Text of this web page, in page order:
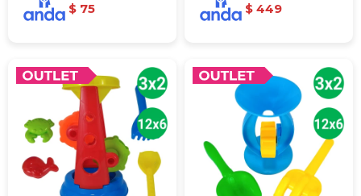
$ 75 $ 449